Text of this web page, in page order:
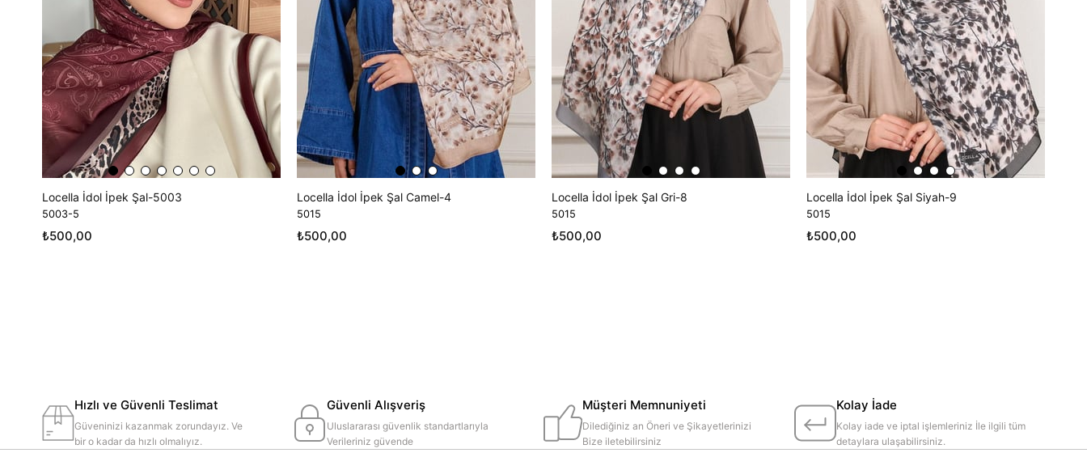
Locella İdol İpek Şal-5003
5003-5
₺500,00
Locella İdol İpek Şal Camel-4
5015
₺500,00
Locella İdol İpek Şal Gri-8
5015
₺500,00
Locella İdol İpek Şal Siyah-9
5015
₺500,00
Hızlı ve Güvenli Teslimat
Güveninizi kazanmak zorundayız. Ve
bir o kadar da hızlı olmalıyız.
Güvenli Alışveriş
Uluslararası güvenlik standartlarıyla
Verileriniz güvende
Müşteri Memnuniyeti
Dilediğiniz an Öneri ve Şikayetlerinizi
Bize iletebilirsiniz
Kolay İade
Kolay iade ve iptal işlemleriniz İle ilgili tüm
detaylara ulaşabilirsiniz.